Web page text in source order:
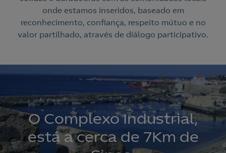
onde estamos inseridos, baseado em
reconhecimento, confiança, respeito mútuo e no
valor partilhado, através de diálogo participativo.
O Complexo Industrial,
está a cerca de 7Km de